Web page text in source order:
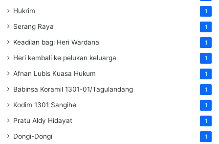
Hukrim 1
Serang Raya 1
Keadilan bagi Heri Wardana 1
Heri kembali ke pelukan keluarga 1
Afnan Lubis Kuasa Hukum 1
Babinsa Koramil 1301-01/Tagulandang 1
Kodim 1301 Sangihe 1
Pratu Aldy Hidayat 1
Dongi-Dongi 1